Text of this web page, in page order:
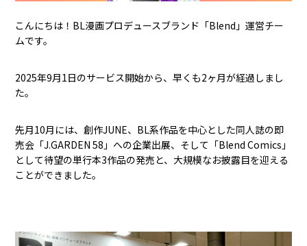
こんにちは！BL漫画プロデュースブランド「Blend」運営チー
ムです。
2025年9月1日のサービス開始から、早くも2ヶ月が経過しまし
た。
先月10月には、創作JUNE、BL系作品を中心とした同人誌の即
売会「J.GARDEN 58」への企業出展、そして「Blend Comics」
として待望の単行本3作品の発売と、大規模なお披露目を迎える
ことができました。